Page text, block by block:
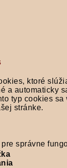
ktoré
a automaticky
typ cookies
stránke.
správne